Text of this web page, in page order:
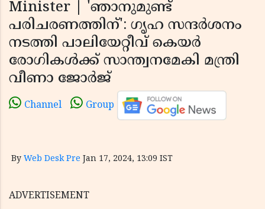
Minister | 'ഞാനുമുണ്ട്
പരിചരണത്തിന്': ഗൃഹ സന്ദര്‍ശനം
നടത്തി പാലിയേറ്റീവ് കെയര്‍
രോഗികള്‍ക്ക് സാന്ത്വനമേകി മന്ത്രി
വീണാ ജോര്‍ജ്
Channel Group
By Web Desk Pre Jan 17, 2024, 13:09 IST
ADVERTISEMENT